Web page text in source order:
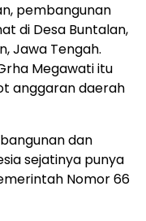
pembangunan
di Desa Buntalan,
Jawa Tengah.
Megawati itu
anggaran daerah
dan
sejatinya punya
Nomor 66